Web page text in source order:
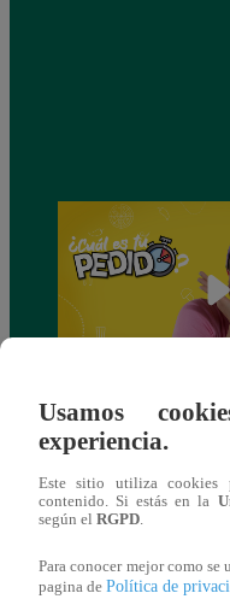
Nelly Rossinelli
Pedido?’: “Este
más yo” |
Usamos
experiencia.
Este sitio utiliza cookies
contenido. Si estás en la
según el RGPD
Para conocer mejor como
pagina de Política de